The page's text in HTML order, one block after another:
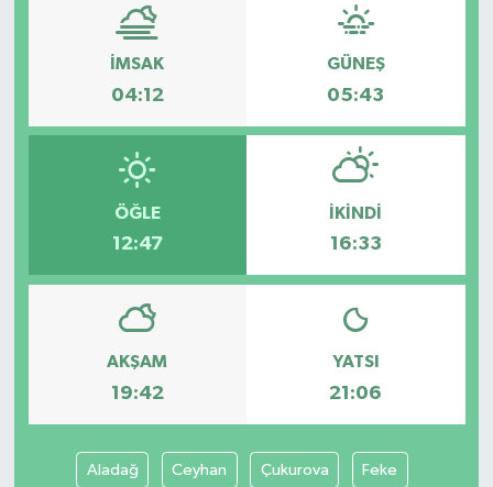
İMSAK
04:12
GÜNEŞ
05:43
ÖĞLE
12:47
İKINDI
16:33
AKŞAM
19:42
YATSI
21:06
Aladağ Ceyhan Çukurova Feke